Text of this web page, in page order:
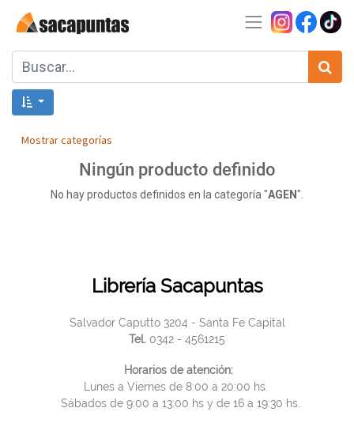
Mostrar categorías
Ningún producto definido
No hay productos definidos en la categoría "AGEN".
Librería Sacapuntas
Salvador Caputto 3204 - Santa Fe Capital
Tel. 0342 - 4561215
Horarios de atención:
Lunes a Viernes de 8:00 a 20:00 hs.
Sábados de 9:00 a 13:00 hs y de 16 a 19:30 hs.